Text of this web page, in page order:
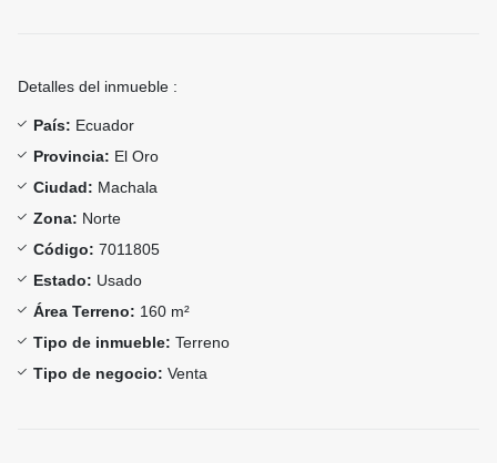
Detalles del inmueble :
País: Ecuador
Provincia: El Oro
Ciudad: Machala
Zona: Norte
Código: 7011805
Estado: Usado
Área Terreno: 160 m²
Tipo de inmueble: Terreno
Tipo de negocio: Venta